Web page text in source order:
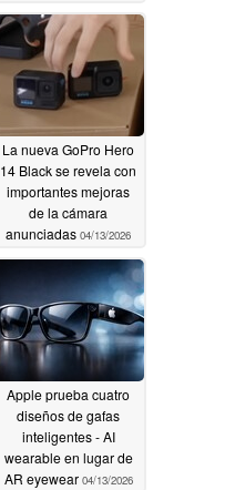
La nueva GoPro Hero
14 Black se revela con
importantes mejoras
de la cámara
anunciadas 04/13/2026
Apple prueba cuatro
diseños de gafas
inteligentes - AI
wearable en lugar de
AR eyewear 04/13/2026